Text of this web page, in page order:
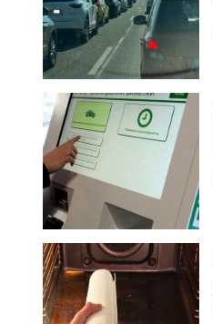
Управители:
Веселин
Василев,
v.vasilev@flagman.bg
Касабова,
k.kassabova@flagman.bg
Главен
редактор:
Колев,
office@flagman.bg
Коментарите